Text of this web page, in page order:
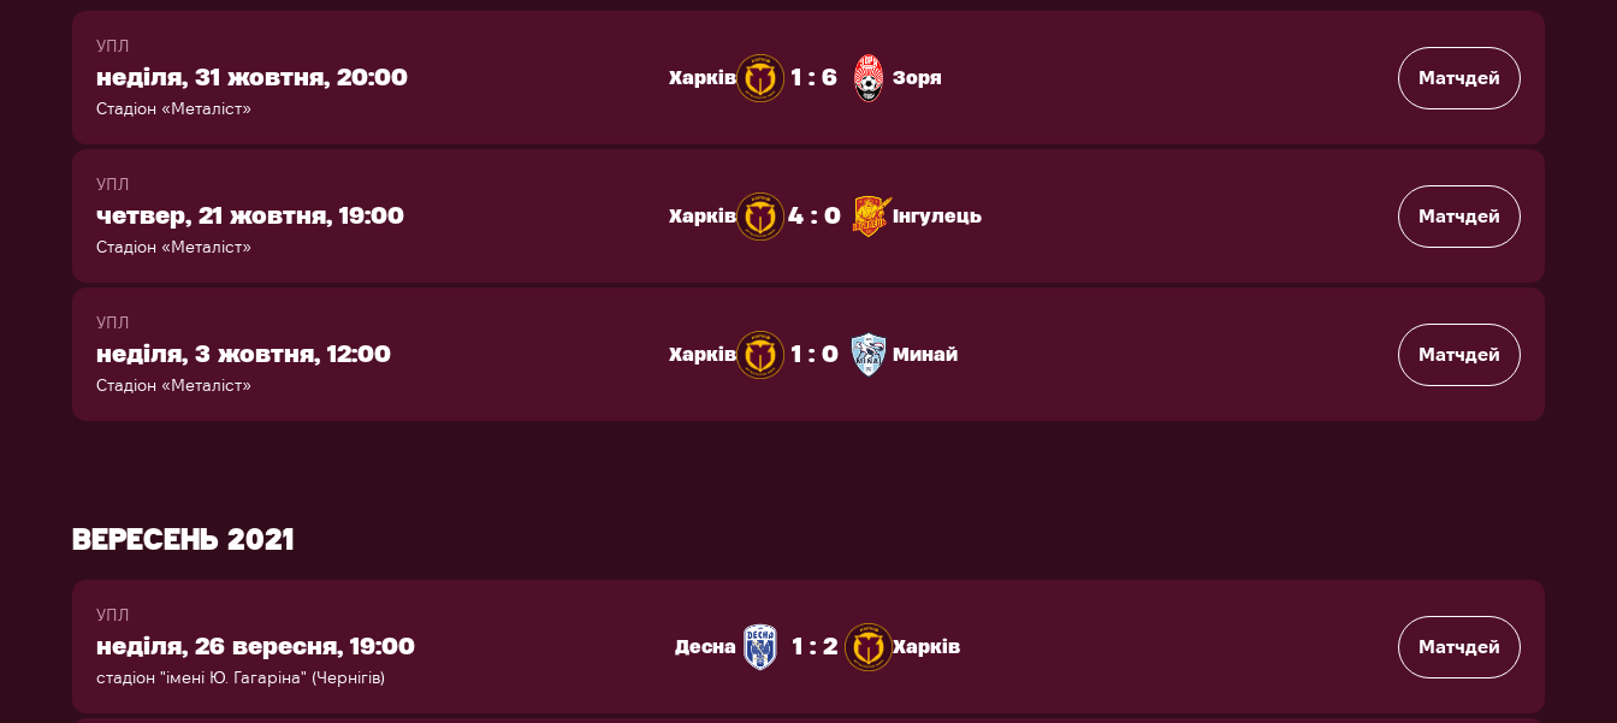
УПЛ
неділя, 31 жовтня, 20:00
Стадіон «Металіст»
Харків 1 : 6 Зоря Матчдей
УПЛ
четвер, 21 жовтня, 19:00
Стадіон «Металіст»
Харків 4 : 0 Інгулець Матчдей
УПЛ
неділя, 3 жовтня, 12:00
Стадіон «Металіст»
Харків 1 : 0 Минай Матчдей
ВЕРЕСЕНЬ 2021
УПЛ
неділя, 26 вересня, 19:00
стадіон "імені Ю. Гагаріна" (Чернігів)
Десна 1 : 2 Харків Матчдей